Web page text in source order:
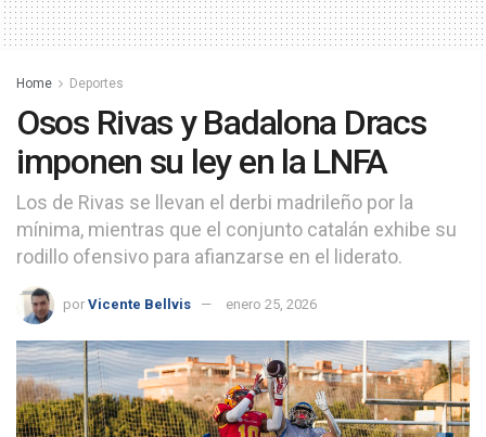
Home Deportes
Osos Rivas y Badalona Dracs
imponen su ley en la LNFA
Los de Rivas se llevan el derbi madrileño por la
mínima, mientras que el conjunto catalán exhibe su
rodillo ofensivo para afianzarse en el liderato.
por Vicente Bellvis enero 25, 2026